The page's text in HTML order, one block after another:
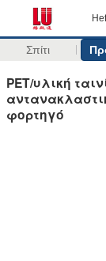
Σπίτι
PET/υλική
φορτηγό